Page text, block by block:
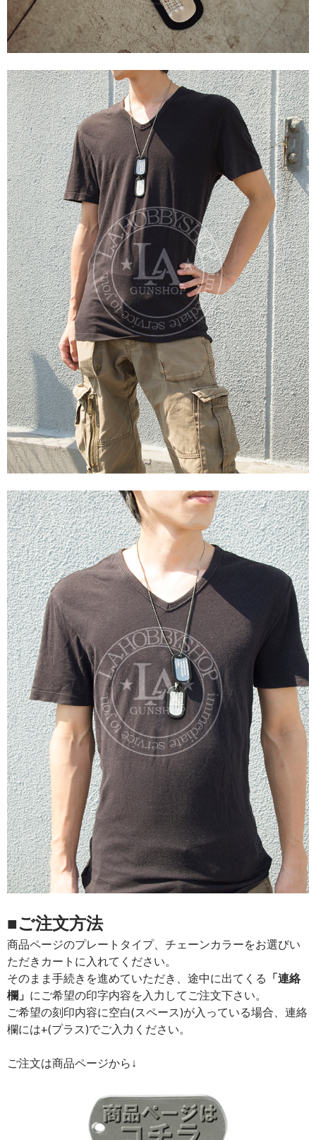
■ご注文方法
商品ページのプレートタイプ、チェーンカラーをお選びい
ただきカートに入れてください。
そのまま手続きを進めていただき、途中に出てくる 「連絡
欄」 にご希望の印字内容を入力してご注文下さい。
ご希望の刻印内容に空白(スペース)が入っている場合、連絡
欄には+(プラス)でご入力ください。
ご注文は商品ページから↓